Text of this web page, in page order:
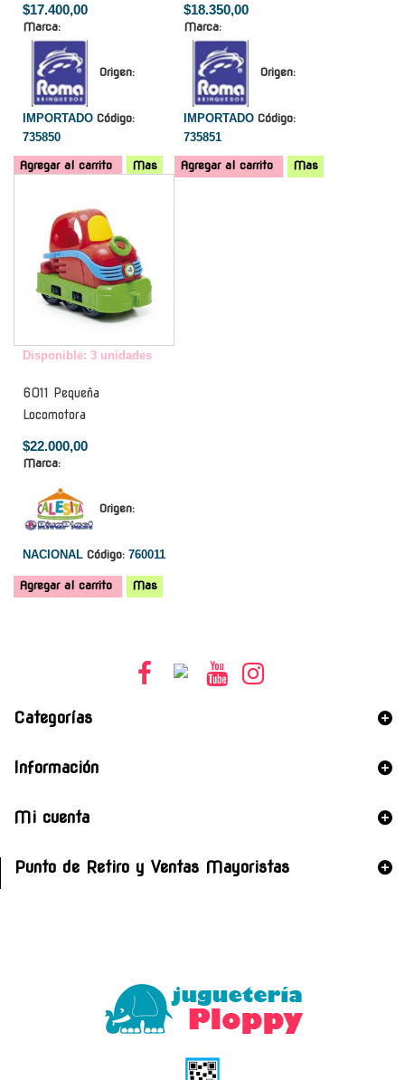
$17.400,00
Marca:
Origen:
IMPORTADO Código:
735850
Agregar al carrito Mas
$18.350,00
Marca:
Origen:
IMPORTADO Código:
735851
Agregar al carrito
Mas
Disponible: 3 unidades
6011 Pequeña
Locomotora
$22.000,00
Marca:
Origen:
NACIONAL Código: 760011
Agregar al carrito Mas
Categorías
Información
Mi cuenta
Punto de Retiro y Ventas Mayoristas